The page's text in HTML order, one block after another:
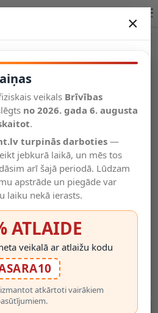
Valodas
×
veikals Brīvības
no 2026. gada 6. augusta
.
turpinās darboties—
jebkurā laikā, un mēs tos
arī šajā periodā. Lūdzam
apstrāde un piegāde var
laiku nekā ierasts.
ATLAIDE
veikalā ar atlaižu kodu
atkārtoti vairākiem